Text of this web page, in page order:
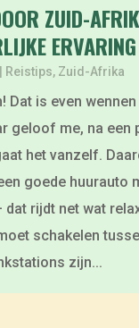
ZUID-
ERVARING
Reistips, Zuid-Afrika
Dat is even
geloof me, na een
het vanzelf.
goede huurauto
dat rijdt net wat
schakelen
zijn...